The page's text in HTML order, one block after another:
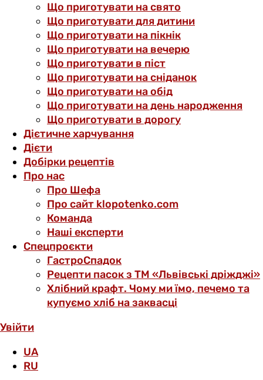
Що приготувати на свято
Що приготувати для дитини
Що приготувати на пікнік
Що приготувати на вечерю
Що приготувати в піст
Що приготувати на сніданок
Що приготувати на обід
Що приготувати на день народження
Що приготувати в дорогу
Дієтичне харчування
Дієти
Добірки рецептів
Про нас
Про Шефа
Про сайт klopotenko.com
Команда
Наші експерти
Спецпроєкти
ГастроСпадок
Рецепти пасок з ТМ «Львівські дріжджі»
Хлібний крафт. Чому ми їмо, печемо та
купуємо хліб на заквасці
Увійти
UA
RU